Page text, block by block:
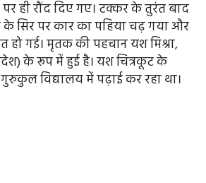
ही रौंद दिए गए। टक्कर के तुरंत बाद
सिर पर कार का पहिया चढ़ गया और
हो गई। मृतक की पहचान यश मिश्रा,
के रूप में हुई है। यश चित्रकूट के
विद्यालय में पढ़ाई कर रहा था।